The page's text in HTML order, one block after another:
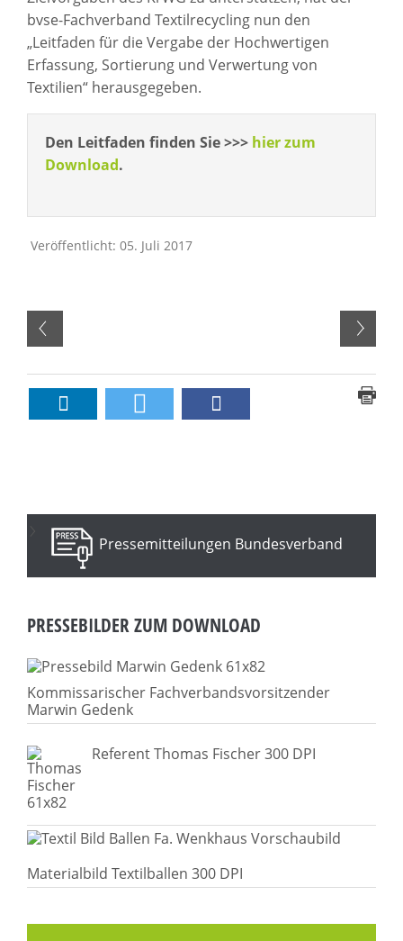
bvse-Fachverband Textilrecycling nun den
„Leitfaden für die Vergabe der Hochwertigen
Erfassung, Sortierung und Verwertung von
Textilien“ herausgegeben.
Den Leitfaden finden Sie >>> hier zum
Download.
Veröffentlicht: 05. Juli 2017
Pressemitteilungen Bundesverband
PRESSEBILDER ZUM DOWNLOAD
Kommissarischer Fachverbandsvorsitzender
Marwin Gedenk
Referent Thomas Fischer 300 DPI
Materialbild Textilballen 300 DPI